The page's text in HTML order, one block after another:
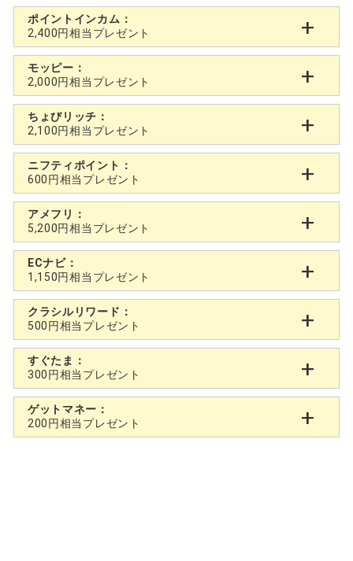
ポイントインカム：
2,400円相当プレゼント
モッピー：
2,000円相当プレゼント
ちょびリッチ：
2,100円相当プレゼント
ニフティポイント：
600円相当プレゼント
アメフリ：
5,200円相当プレゼント
ECナビ：
1,150円相当プレゼント
クラシルリワード：
500円相当プレゼント
すぐたま：
300円相当プレゼント
ゲットマネー：
200円相当プレゼント